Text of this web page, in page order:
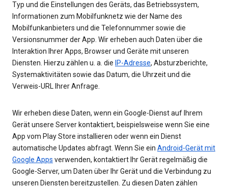
Typ und die Einstellungen des Geräts, das Betriebssystem,
Informationen zum Mobilfunknetz wie der Name des
Mobilfunkanbieters und die Telefonnummer sowie die
Versionsnummer der App. Wir erheben auch Daten über die
Interaktion Ihrer Apps, Browser und Geräte mit unseren
Diensten. Hierzu zählen u. a. die IP-Adresse, Absturzberichte,
Systemaktivitäten sowie das Datum, die Uhrzeit und die
Verweis-URL Ihrer Anfrage.
Wir erheben diese Daten, wenn ein Google-Dienst auf Ihrem
Gerät unsere Server kontaktiert, beispielsweise wenn Sie eine
App vom Play Store installieren oder wenn ein Dienst
automatische Updates abfragt. Wenn Sie ein Android-Gerät mit
Google Apps verwenden, kontaktiert Ihr Gerät regelmäßig die
Google-Server, um Daten über Ihr Gerät und die Verbindung zu
unseren Diensten bereitzustellen. Zu diesen Daten zählen